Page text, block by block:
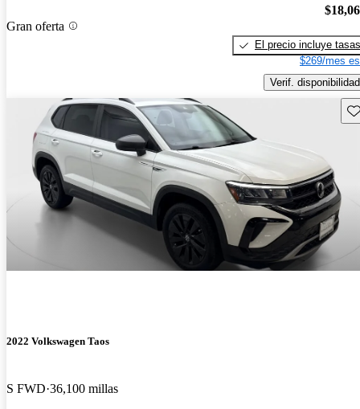
Gran oferta
El precio incluye tasas
$269/mes
Verif. disponibilidad
2022 Volkswagen Taos
S FWD 36,100 millas